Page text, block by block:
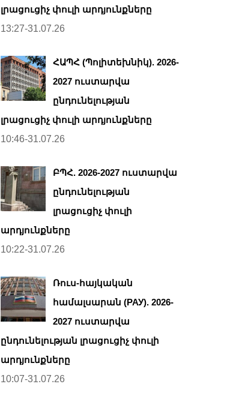
լրացուցիչ փուլի արդյունքները
13:27-31.07.26
ՀԱՊՀ (Պոլիտեխնիկ). 2026-
2027 ուստարվա
ընդունելության
լրացուցիչ փուլի արդյունքները
10:46-31.07.26
ԲՊՀ. 2026-2027 ուստարվա
ընդունելության
լրացուցիչ փուլի
արդյունքները
10:22-31.07.26
Ռուս-հայկական
համալսարան (РАУ). 2026-
2027 ուստարվա
ընդունելության լրացուցիչ փուլի
արդյունքները
10:07-31.07.26